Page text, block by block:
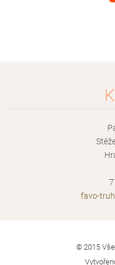
favo-tru
© 2015